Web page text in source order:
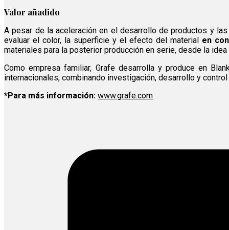
Valor añadido
A pesar de la aceleración en el desarrollo de productos y
evaluar el color, la superficie y el efecto del material en
materiales para la posterior producción en serie, desde la
Como empresa familiar, Grafe desarrolla y produce en
internacionales, combinando investigación, desarrollo y
*Para más información: www.grafe.com